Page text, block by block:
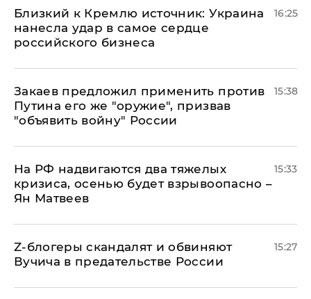
Близкий к Кремлю источник: Украина
нанесла удар в самое сердце
российского бизнеса
16:25
Закаев предложил применить против
Путина его же "оружие", призвав
"объявить войну" России
15:38
На РФ надвигаются два тяжелых
кризиса, осенью будет взрывоопасно –
Ян Матвеев
15:33
Z-блогеры скандалят и обвиняют
Вучича в предательстве России
15:27